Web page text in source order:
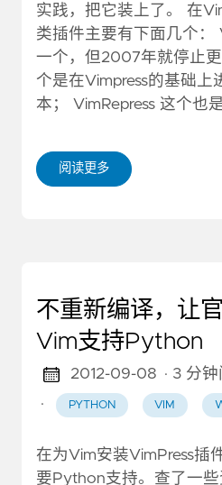
实践，把它装上了。 在
类插件主要有下面几个：
一个，但2007年就停止
个是在Vimpress的基础上
本； VimRepress 这个也
阅读更多
不重新编译，让
Vim支持Python
2012-09-08 · 3 分
·
PYTHON VIM
在为Vim安装VimPress插
要Python支持。查了一